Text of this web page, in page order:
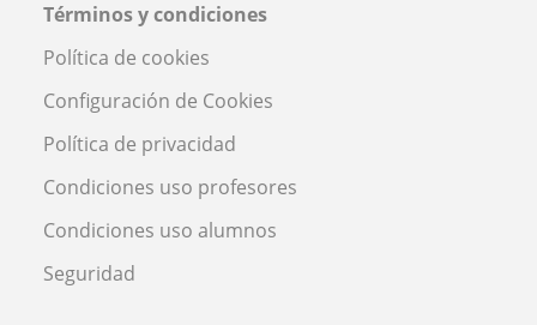
Términos y condiciones
Política de cookies
Configuración de Cookies
Política de privacidad
Condiciones uso profesores
Condiciones uso alumnos
Seguridad